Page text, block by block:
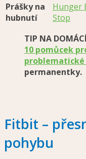
Prášky na
hubnutí
Hunger
Stop
TIP NA
10 pomůcek
problematické
permanentky.
Fitbit –
pohybu